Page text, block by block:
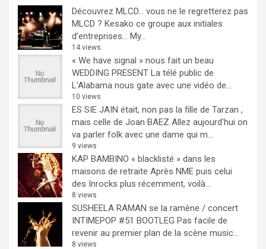
Découvrez MLCD… vous ne le regretterez pas
MLCD ? Kesako ce groupe aux initiales
d’entreprises… My...
14 views
« We have signal » nous fait un beau
WEDDING PRESENT La télé public de
L'Alabama nous gate avec une vidéo de...
10 views
ES SIE JAIN était, non pas la fille de Tarzan ,
mais celle de Joan BAEZ Allez aujourd'hui on
va parler folk avec une dame qui m...
9 views
KAP BAMBINO « blacklisté » dans les
maisons de retraite Après NME puis celui
des Inrocks plus récemment, voilà...
8 views
SUSHEELA RAMAN se la ramène / concert
INTIMEPOP #51 BOOTLEG Pas facile de
revenir au premier plan de la scène music...
8 views